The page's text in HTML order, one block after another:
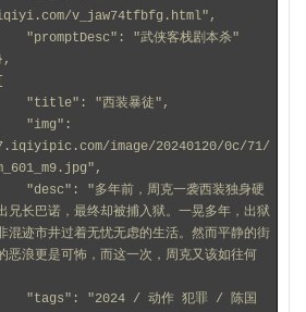
v_jaw74tfbfg.html",
                "promptDesc": "武侠客栈剧本杀"
},
                "title": "西装暴徒",
image/20240120/0c/71/
兄长巴诺，最终却被捕入狱。一晃多年，出狱
混迹市井过着无忧无虑的生活。然而平静的街
恶浪更是可怖，而这一次，周克又该如往何